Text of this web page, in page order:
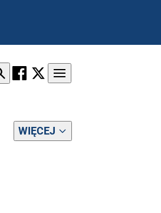
WIĘCEJ